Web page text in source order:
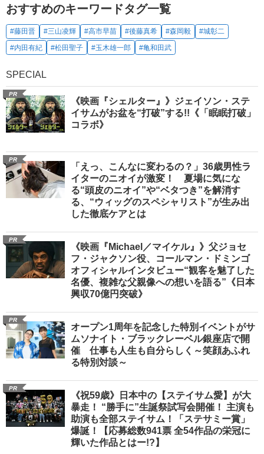
おすすめのキーワードタグ一覧
#藤田晋 #三山凌輝 #高市早苗 #後藤真希 #森岡毅
#城彰二
#内田有紀
#松田聖子 #玉木雄一郎 #亀和田武
SPECIAL
PR
《映画『シェルター』》ジェイソン・ステ
イサムがお盆を“打破”する!!《「眠眠打破」
コラボ》
PR
「えっ、こんなに変わるの？」36歳男性ラ
イターのニオイが激変！ 夏場に気にな
る“頭皮のニオイ”や“ベタつき”を解消す
る、“ウィッグのスペシャリスト”が生み出
した徹底ケアとは
PR
《映画『Michael／マイケル』》父ジョセ
フ・ジャクソン役、コールマン・ドミンゴ
オフィシャルインタビュー“観客を魅了した
名優、複雑な父親像への想いを語る”《日本
興収70億円突破》
PR
オープン1周年を記念した特別イベントがサ
ムソナイト・ブラックレーベル銀座店で開
催 仕事も人生も自分らしく～笑顔あふれ
る特別対談～
PR
《祝59歳》日本中の【ステイサム愛】が大
暴走！ “勝手に”生誕祭試写会開催！ 主演も
助演も全部ステイサム！「ステサミー賞」
爆誕！【応募総数941票 全54作品の栄冠に
輝いた作品とはー!?】